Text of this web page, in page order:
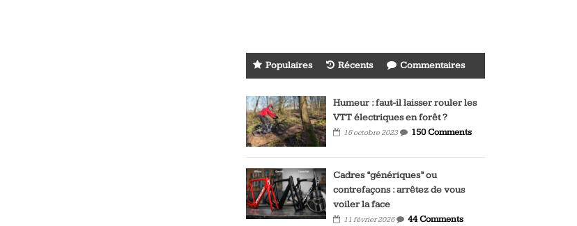
Populaires Récents Commentaires
Humeur : faut-il laisser rouler les
VTT électriques en forêt ?
16 octobre 2023 150 Comments
Cadres “génériques” ou
contrefaçons : arrêtez de vous
voiler la face
11 février 2026 44 Comments